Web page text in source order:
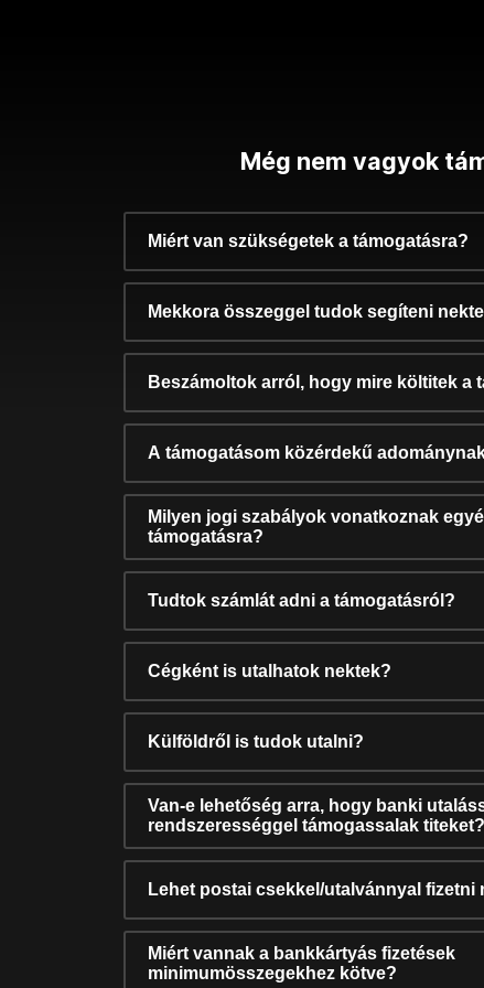
Még nem vagyok
Miért van szükségetek a támogatásra?
Mekkora összeggel tudok segíteni
Beszámoltok arról, hogy mire költitek a
A támogatásom közérdekű
Milyen jogi szabályok vonatkoznak
támogatásra?
Tudtok számlát adni a támogatásról?
Cégként is utalhatok nektek?
Külföldről is tudok utalni?
Van-e lehetőség arra, hogy banki
rendszerességgel támogassalak titeket?
Lehet postai csekkel/utalvánnyal fizetni
Miért vannak a bankkártyás fizetések
minimumösszegekhez kötve?